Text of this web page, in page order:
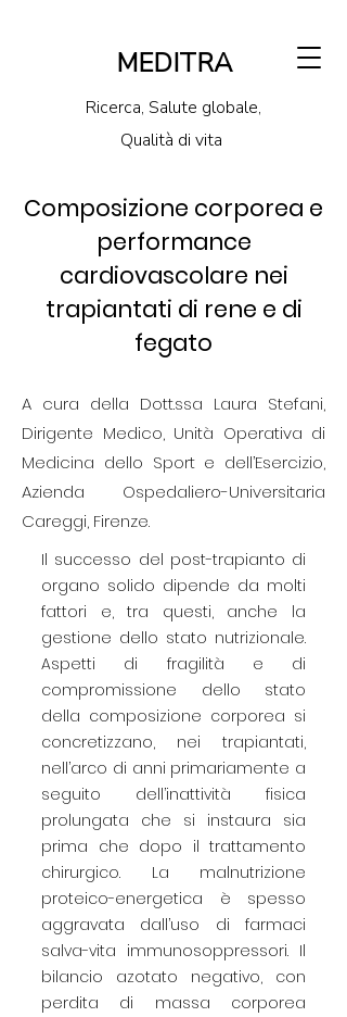
MEDITRA
Ricerca, Salute globale,
Qualità di vita
Composizione corporea e
performance
cardiovascolare nei
trapiantati di rene e di
fegato
A cura della Dott.ssa Laura Stefani,
Dirigente Medico, Unità Operativa di
Medicina dello Sport e dell’Esercizio,
Azienda Ospedaliero-Universitaria
Careggi, Firenze.
Il successo del post-trapianto di
organo solido dipende da molti
fattori e, tra questi, anche la
gestione dello stato nutrizionale.
Aspetti di fragilità e di
compromissione dello stato
della composizione corporea si
concretizzano, nei trapiantati,
nell’arco di anni primariamente a
seguito dell’inattività fisica
prolungata che si instaura sia
prima che dopo il trattamento
chirurgico. La malnutrizione
proteico-energetica è spesso
aggravata dall’uso di farmaci
salva-vita immunosoppressori. Il
bilancio azotato negativo, con
perdita di massa corporea